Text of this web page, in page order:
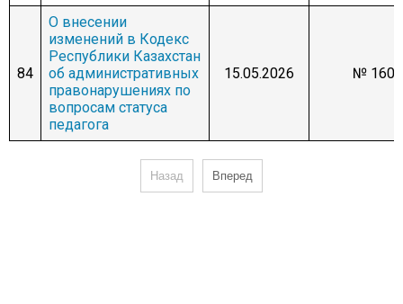
84
О внесении
изменений в Кодекс
Республики Казахстан
об административных
правонарушениях по
вопросам статуса
педагога
15.05.2026 № 1609
Назад Вперед